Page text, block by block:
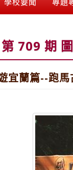
第 709 期
宜蘭篇--跑馬